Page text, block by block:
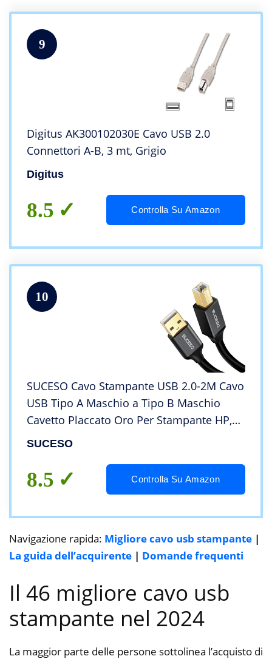
9
Digitus AK300102030E Cavo USB 2.0
Connettori A-B, 3 mt, Grigio
Digitus
8.5 Controlla Su Amazon
10
SUCESO Cavo Stampante USB 2.0-2M Cavo
USB Tipo A Maschio a Tipo B Maschio
Cavetto Placcato Oro Per Stampante HP,
Canon, Lexmark, Epson, Dell, Xerox,
SUCESO
8.5 Controlla Su Amazon
Navigazione rapida: Migliore cavo usb stampante |
La guida dell’acquirente | Domande frequenti
Il 46 migliore cavo usb
stampante nel 2024
La maggior parte delle persone sottolinea l’acquisto di